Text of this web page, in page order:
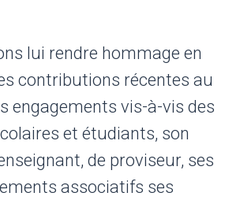
lui rendre hommage en
contributions récentes au
engagements vis-à-vis des
et étudiants, son
de proviseur, ses
associatifs ses